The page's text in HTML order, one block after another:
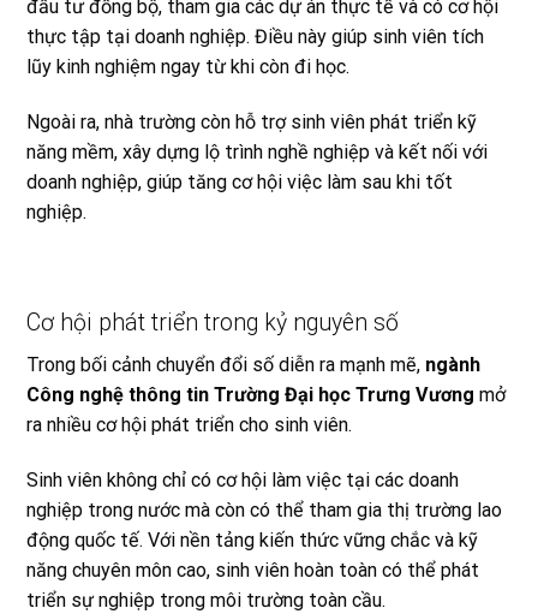
đầu tư đồng bộ, tham gia các dự án thực tế và có cơ hội
thực tập tại doanh nghiệp. Điều này giúp sinh viên tích
lũy kinh nghiệm ngay từ khi còn đi học.
Ngoài ra, nhà trường còn hỗ trợ sinh viên phát triển kỹ
năng mềm, xây dựng lộ trình nghề nghiệp và kết nối với
doanh nghiệp, giúp tăng cơ hội việc làm sau khi tốt
nghiệp.
Cơ hội phát triển trong kỷ nguyên số
Trong bối cảnh chuyển đổi số diễn ra mạnh mẽ, ngành
Công nghệ thông tin Trường Đại học Trưng Vương mở
ra nhiều cơ hội phát triển cho sinh viên.
Sinh viên không chỉ có cơ hội làm việc tại các doanh
nghiệp trong nước mà còn có thể tham gia thị trường lao
động quốc tế. Với nền tảng kiến thức vững chắc và kỹ
năng chuyên môn cao, sinh viên hoàn toàn có thể phát
triển sự nghiệp trong môi trường toàn cầu.